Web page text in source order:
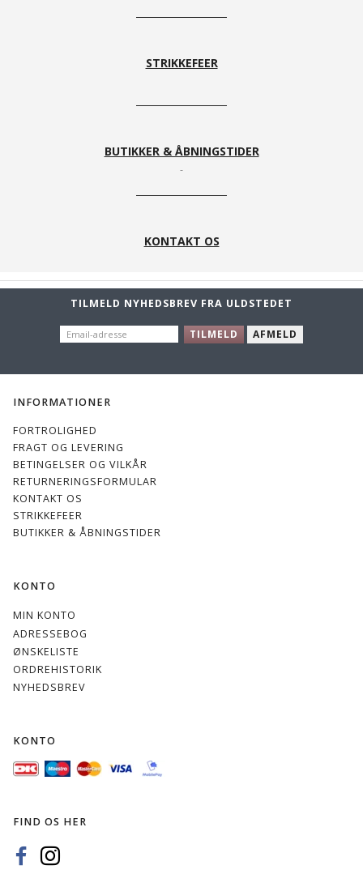
STRIKKEFEER
BUTIKKER & ÅBNINGSTIDER
KONTAKT OS
TILMELD NYHEDSBREV FRA ULDSTEDET
EMAIL-
ADRESSE
TILMELD AFMELD
INFORMATIONER
FORTROLIGHED
FRAGT OG LEVERING
BETINGELSER OG VILKÅR
RETURNERINGSFORMULAR
KONTAKT OS
STRIKKEFEER
BUTIKKER & ÅBNINGSTIDER
KONTO
MIN KONTO
ADRESSEBOG
ØNSKELISTE
ORDREHISTORIK
NYHEDSBREV
KONTO
FIND OS HER